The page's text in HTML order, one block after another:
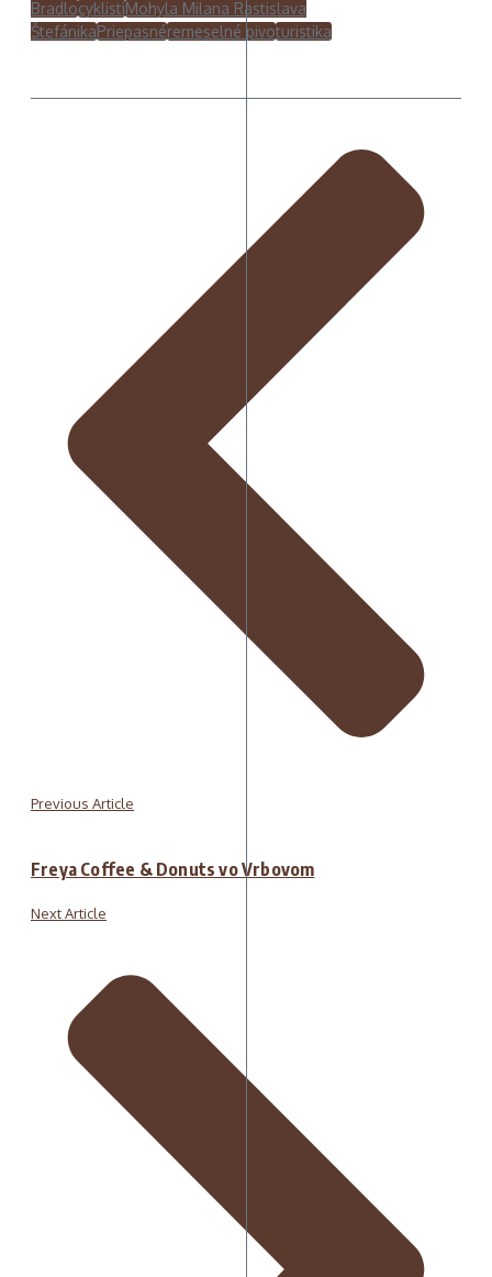
BradlocyklistiMohyla Milana Rastislava
ŠtefánikaPriepasnéremeselné pivoturistika
Previous Article
Freya Coffee & Donuts vo Vrbovom
Next Article